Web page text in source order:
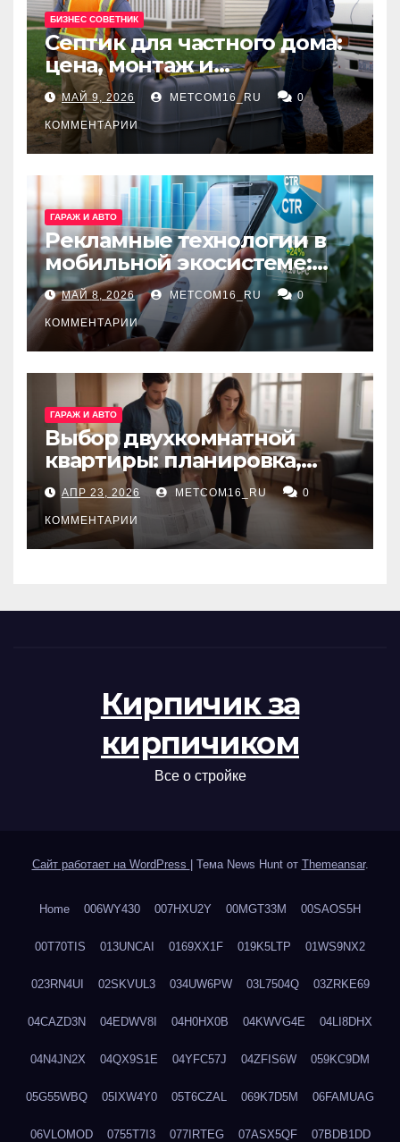
БИЗНЕС СОВЕТНИК
Септик для частного дома:
цена, монтаж и
организация автономной
канализации
МАЙ 9, 2026 METCOM16_RU 0
КОММЕНТАРИИ
ГАРАЖ И АВТО
Рекламные технологии в
мобильной экосистеме:
ключевые сервисы и
принципы работы
МАЙ 8, 2026 METCOM16_RU 0
КОММЕНТАРИИ
ГАРАЖ И АВТО
Выбор двухкомнатной
квартиры: планировка,
состояние жилья и
проверка документов
АПР 23, 2026 METCOM16_RU 0
КОММЕНТАРИИ
Кирпичик за
кирпичиком
Все о стройке
Сайт работает на WordPress Тема News Hunt от Themeansar.
Home 006WY430 007HXU2Y 00MGT33M 00SAOS5H
00T70TIS 013UNCAI 0169XX1F 019K5LTP 01WS9NX2
023RN4UI 02SKVUL3 034UW6PW 03L7504Q 03ZRKE69
04CAZD3N 04EDWV8I 04H0HX0B 04KWVG4E 04LI8DHX
04N4JN2X 04QX9S1E 04YFC57J 04ZFIS6W 059KC9DM
05G55WBQ 05IXW4Y0 05T6CZAL 069K7D5M 06FAMUAG
06VLOMOD 0755T7I3 077IRTEG 07ASX5QF 07BDB1DD